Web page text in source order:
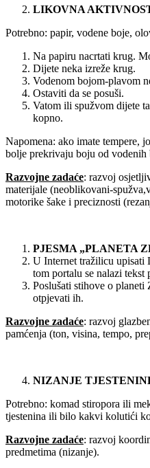
LIKOVNA
Potrebno: papir, vodene boje,
Na papiru nacrtati krug.
Dijete neka izreže krug.
Vodenom bojom-plavom
Ostaviti da se posuši.
Vatom ili spužvom dijete
kopno.
Napomena: ako imate tempere,
bolje prekrivaju boju od vodenih
Razvojne zadaće: razvoj
materijale (neoblikovani-
motorike šake i preciznosti
PJESMA „PLANETA
U Internet tražilicu upisati
tom portalu se nalazi tekst
Poslušati stihove o
otpjevati ih.
Razvojne zadaće: razvoj
pamćenja (ton, visina, tempo,
NIZANJE
Potrebno: komad stiropora ili
tjestenina ili bilo kakvi kolutići
Razvojne zadaće: razvoj
predmetima (nizanje).